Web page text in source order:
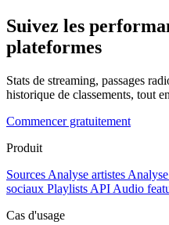
Suivez les
plateformes
Stats de streaming, passages
historique de classements, tout
Commencer gratuitement
Produit
Sources Analyse artistes
sociaux Playlists API Audio
Cas d'usage